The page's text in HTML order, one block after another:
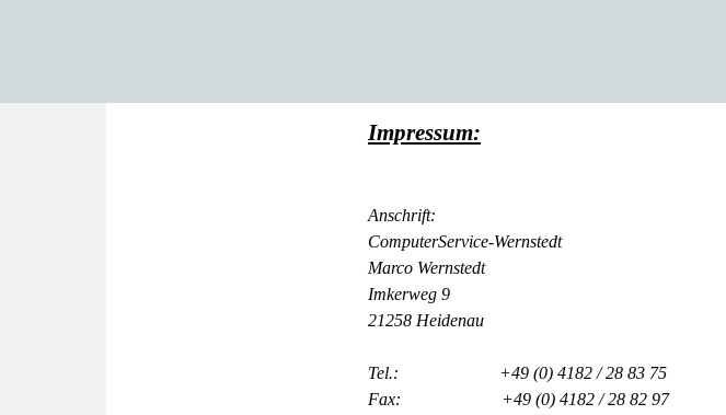
Impressum:
Anschrift:
ComputerService-Wernstedt
Marco Wernstedt
Imkerweg 9
21258 Heidenau
Tel.: +49 (0) 4182 / 28 83 75
Fax: +49 (0) 4182 / 28 82 97